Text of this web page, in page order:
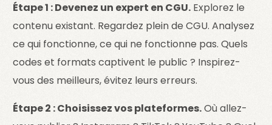
Étape 1 : Devenez un expert en CGU. Explorez le
contenu existant. Regardez plein de CGU. Analysez
ce qui fonctionne, ce qui ne fonctionne pas. Quels
codes et formats captivent le public ? Inspirez-
vous des meilleurs, évitez leurs erreurs.
Étape 2 : Choisissez vos plateformes.Où allez-